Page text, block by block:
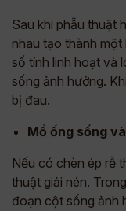
Sau khi phẫu thuật
nhau tạo thành
số tính linh hoạt và
sống ảnh hưởng.
bị đau.
Mổ ống sống
Nếu có chèn ép rễ
thuật giải nén.
đoạn cột sống ảnh